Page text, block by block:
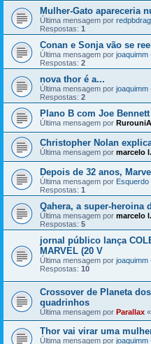
Mulher-Gato apareceria
Última mensagem por
Respostas: 1
Conan e Sonja vão se
Última mensagem por joaquimm
Respostas: 2
nova thor é a...
Última mensagem por joaquimm
Respostas: 2
Plano B com Joe Bennett
Última mensagem por
Christopher Nolan
Última mensagem por marcelo l.
Depois de 32 anos,
Última mensagem por Esquerdo
Respostas: 1
Qahera, a super-heroina
Última mensagem por marcelo l.
Respostas: 5
jornal público lança
MARVEL (20 V
Última mensagem por joaquimm
Respostas: 10
Crossover de Planeta
quadrinhos
Última mensagem por Parallax «
Thor vai virar uma
Última mensagem por joaquimm